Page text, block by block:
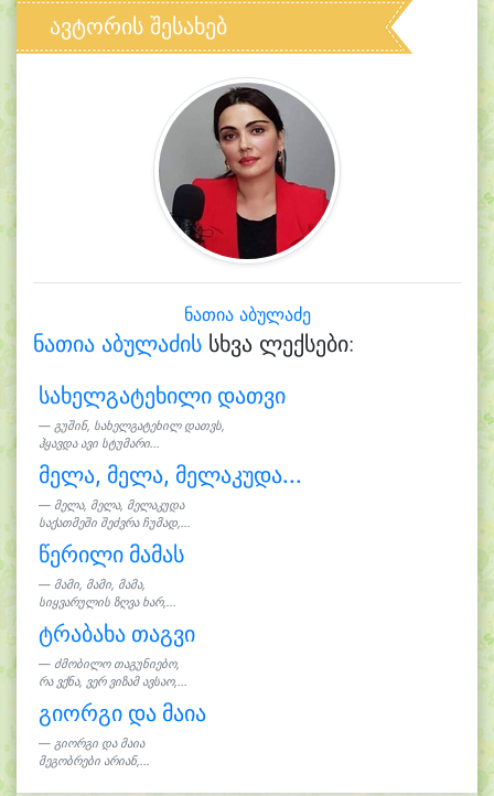
ავტორის შესახებ
ნათია აბულაძე
ნათია აბულაძის სხვა ლექსები:
სახელგატეხილი დათვი
გუშინ, სახელგატეხილ დათვს,
ჰყავდა ავი სტუმარი...
მელა, მელა, მელაკუდა...
მელა, მელა, მელაკუდა
საქათმეში შეძვრა ჩუმად,...
წერილი მამას
მამი, მამი, მამა,
სიყვარულის ზღვა ხარ,...
ტრაბახა თაგვი
ძმობილო თაგუნიებო,
რა ვქნა, ვერ ვიზამ ავსაო,...
გიორგი და მაია
გიორგი და მაია
მეგობრები არიან,...